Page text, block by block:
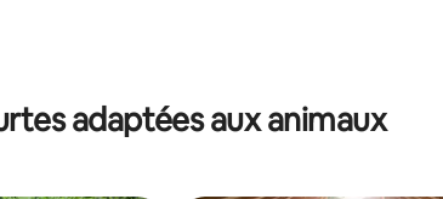
adaptées aux animaux